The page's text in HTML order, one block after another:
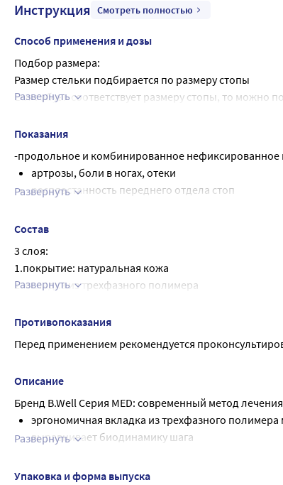
Инструкция Смотреть полностью
Способ применения и дозы
Подбор размера:
Размер стельки подбирается по размеру стопы
Если обувь соответствует размеру стопы, то можно
Как надевать:
Стельку вкладывают в обувь
Таблица соответствия размеров ниже.
размер стельки 36 37 38 39 40 41 42 43 44 45 46
Длина стопы, 23-23,5см 23,5-24см 24-24,5см 25-25,5см
Развернуть
Показания
-продольное и комбинированное нефиксированное
артрозы, боли в ногах, отеки
распластанность переднего отдела стоп
Развернуть
Состав
3 слоя:
1.покрытие: натуральная кожа
2. вкладка из трехфазного полимера
Развернуть
Противопоказания
Перед применением рекомендуется
Описание
Бренд B.Well Серия MED: современный метод
эргономичная вкладка из трехфазного
выравнивает биодинамику шага
кожи ног
Развернуть
Упаковка и форма выпуска